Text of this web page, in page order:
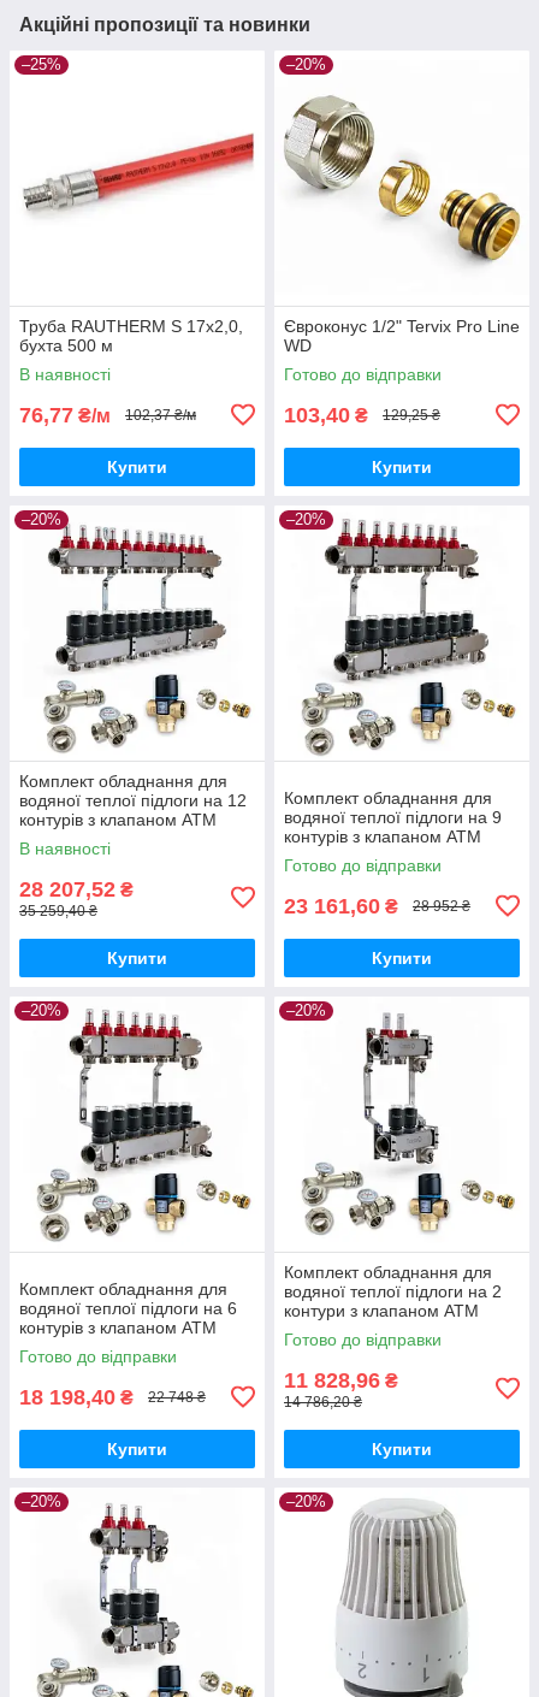
Акційні пропозиції та новинки
–25%
Труба RAUTHERM S 17х2,0,
бухта 500 м
В наявності
76,77 ₴/м 102,37 ₴/м
Купити
–20%
Євроконус 1/2" Tervix Pro Line
WD
Готово до відправки
103,40 ₴ 129,25 ₴
Купити
–20%
Комплект обладнання для
водяної теплої підлоги на 12
контурів з клапаном ATM
В наявності
28 207,52 ₴
35 259,40 ₴
Купити
–20%
Комплект обладнання для
водяної теплої підлоги на 9
контурів з клапаном ATM
Готово до відправки
23 161,60 ₴ 28 952 ₴
Купити
–20%
Комплект обладнання для
водяної теплої підлоги на 6
контурів з клапаном ATM
Готово до відправки
18 198,40 ₴ 22 748 ₴
Купити
–20%
Комплект обладнання для
водяної теплої підлоги на 2
контури з клапаном ATM
Готово до відправки
11 828,96 ₴
14 786,20 ₴
Купити
–20% –20%